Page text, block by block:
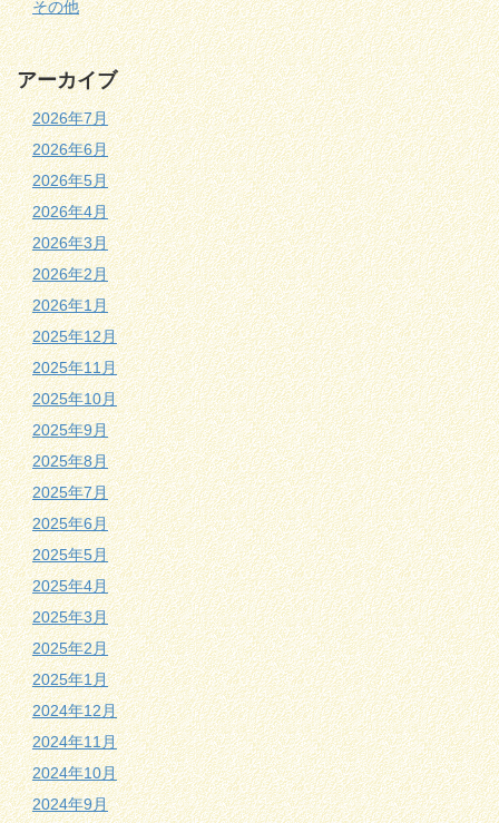
その他
アーカイブ
2026年7月
2026年6月
2026年5月
2026年4月
2026年3月
2026年2月
2026年1月
2025年12月
2025年11月
2025年10月
2025年9月
2025年8月
2025年7月
2025年6月
2025年5月
2025年4月
2025年3月
2025年2月
2025年1月
2024年12月
2024年11月
2024年10月
2024年9月